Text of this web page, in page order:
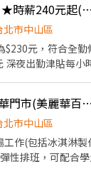
場，皆會手把手教
暢通，讓你到新環
忱，保持愉悅的
工作時間— - 晚班上班時間
外還有額外的團險
【すき家 SUKIYA】★時薪240元起(含全勤)★南京伊通店
北市中山區
元，符合全勤
勤津貼每小時加$50
】 《內場》:餐點製
《外場》:接待服
門市時薪人員-美麗華門市(美麗華百貨)
北市中山區
工作(包括冰淇淋